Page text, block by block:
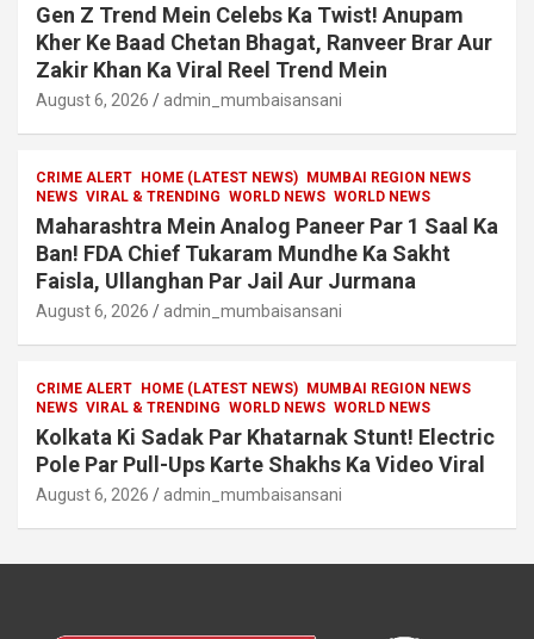
Gen Z Trend Mein Celebs Ka Twist! Anupam
Kher Ke Baad Chetan Bhagat, Ranveer Brar Aur
Zakir Khan Ka Viral Reel Trend Mein
August 6, 2026 admin_mumbaisansani
CRIME ALERT HOME (LATEST NEWS)
MUMBAI REGION NEWS
NEWS VIRAL & TRENDING WORLD NEWS WORLD NEWS
Maharashtra Mein Analog Paneer Par 1 Saal Ka
Ban! FDA Chief Tukaram Mundhe Ka Sakht
Faisla, Ullanghan Par Jail Aur Jurmana
August 6, 2026 admin_mumbaisansani
CRIME ALERT HOME (LATEST NEWS)
MUMBAI REGION NEWS
NEWS VIRAL & TRENDING WORLD NEWS WORLD NEWS
Kolkata Ki Sadak Par Khatarnak Stunt! Electric
Pole Par Pull-Ups Karte Shakhs Ka Video Viral
August 6, 2026 admin_mumbaisansani